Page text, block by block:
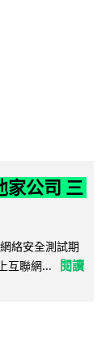
家公司 三
絡安全測試期
互聯網...
閱讀